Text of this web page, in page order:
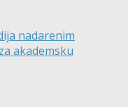
nadarenim
akademsku